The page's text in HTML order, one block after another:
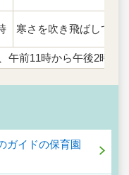
寒さを吹き飛ばして体
午前11時から午後2時30
ガイドの保育園